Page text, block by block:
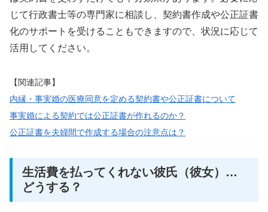
じて行政書士等の専門家に相談し、契約書作成や公正証書
化のサポートを受けることもできますので、状況に応じて
活用してください。
【関連記事】
内縁・事実婚の医療同意を定める契約書や公正証書について
事実婚による契約では公正証書が作れるのか？
公正証書を夫婦間で作成する場合の注意点は？
生活費を払ってくれない彼氏（彼女）…
どうする？